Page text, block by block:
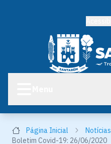
Página Inicial Notícias
Boletim Covid-19: 26/06/2020